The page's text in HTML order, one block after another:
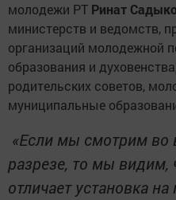
молодежи РТ Ринат
министерств и ведомств,
организаций молодежной
образования и
родительских советов,
муниципальные
«Если мы смотрим во
разрезе, то мы видим,
отличает установка